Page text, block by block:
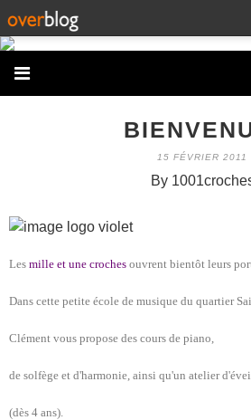
15 FÉVRIER 2011
By
Les mille et une croches ouvrent bientôt leurs
Dans cette petite école de musique du quartier
Clément vous propose des cours de piano,
de solfège et d'harmonie, ainsi qu'un atelier
(dès 4 ans).